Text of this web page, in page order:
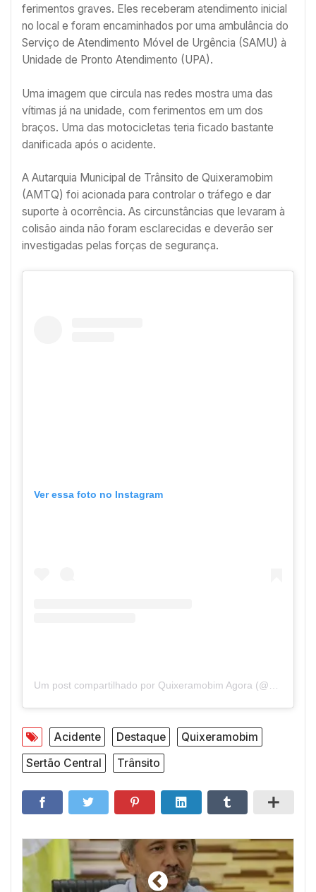
ferimentos graves. Eles receberam atendimento inicial
no local e foram encaminhados por uma ambulância do
Serviço de Atendimento Móvel de Urgência (SAMU) à
Unidade de Pronto Atendimento (UPA).
Uma imagem que circula nas redes mostra uma das
vítimas já na unidade, com ferimentos em um dos
braços. Uma das motocicletas teria ficado bastante
danificada após o acidente.
A Autarquia Municipal de Trânsito de Quixeramobim
(AMTQ) foi acionada para controlar o tráfego e dar
suporte à ocorrência. As circunstâncias que levaram à
colisão ainda não foram esclarecidas e deverão ser
investigadas pelas forças de segurança.
Ver essa foto no Instagram
Acidente Destaque
Quixeramobim
Sertão Central
Trânsito